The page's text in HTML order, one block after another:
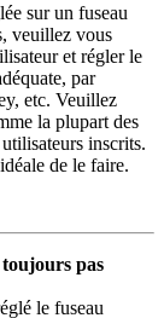
sur un fuseau
veuillez vous
et régler le
par
etc. Veuillez
la plupart des
utilisateurs inscrits.
de le faire.
toujours pas
le fuseau